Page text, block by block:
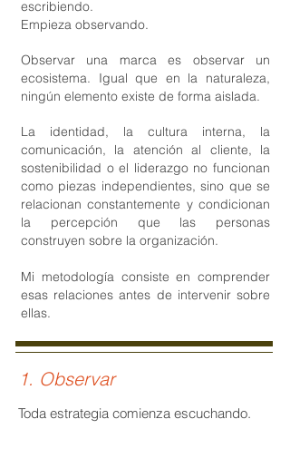
escribiendo.
Empieza observando.
Observar una marca es observar un
ecosistema. Igual que en la naturaleza,
ningún elemento existe de forma aislada.
La identidad, la cultura interna, la
comunicación, la atención al cliente, la
sostenibilidad o el liderazgo no funcionan
como piezas independientes, sino que se
relacionan constantemente y condicionan
la percepción que las personas
construyen sobre la organización.
Mi metodología consiste en comprender
esas relaciones antes de intervenir sobre
ellas.
1. Observar
Toda estrategia comienza escuchando.